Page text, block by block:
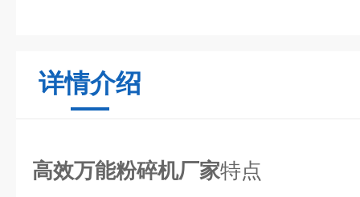
详情介绍
高效万能粉碎机厂家特点